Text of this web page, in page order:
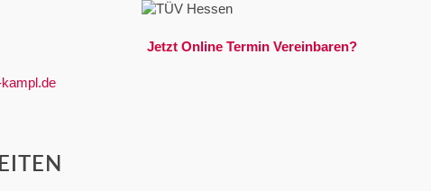
Jetzt Online Termin Vereinbaren?